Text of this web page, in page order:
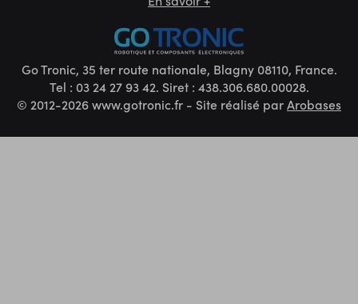
Go Tronic, 35 ter route nationale, Blagny 08110, France.
Tel : 03 24 27 93 42. Siret : 438.306.680.00028.
© 2012-2026 www.gotronic.fr - Site réalisé parArobases